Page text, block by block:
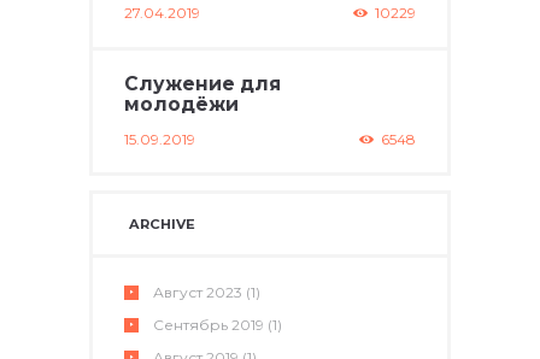
27.04.2019 10229
Служение для
молодёжи
15.09.2019 6548
ARCHIVE
Август2023 (1)
Сентябрь2019 (1)